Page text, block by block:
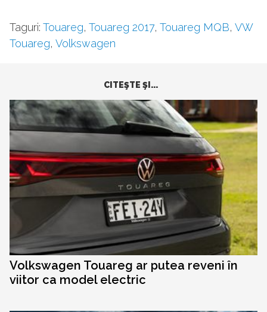
Taguri: Touareg, Touareg 2017, Touareg MQB, VW
Touareg, Volkswagen
CITEŞTE ŞI...
Volkswagen Touareg ar putea reveni în
viitor ca model electric